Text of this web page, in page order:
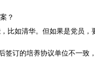
？
比如清华。但如果是党员
签订的培养协议单位不一致